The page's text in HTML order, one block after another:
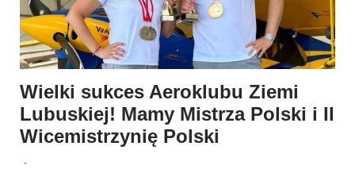
Wielki sukces Aeroklubu Ziemi
Lubuskiej! Mamy Mistrza Polski i II
Wicemistrzynię Polski
-